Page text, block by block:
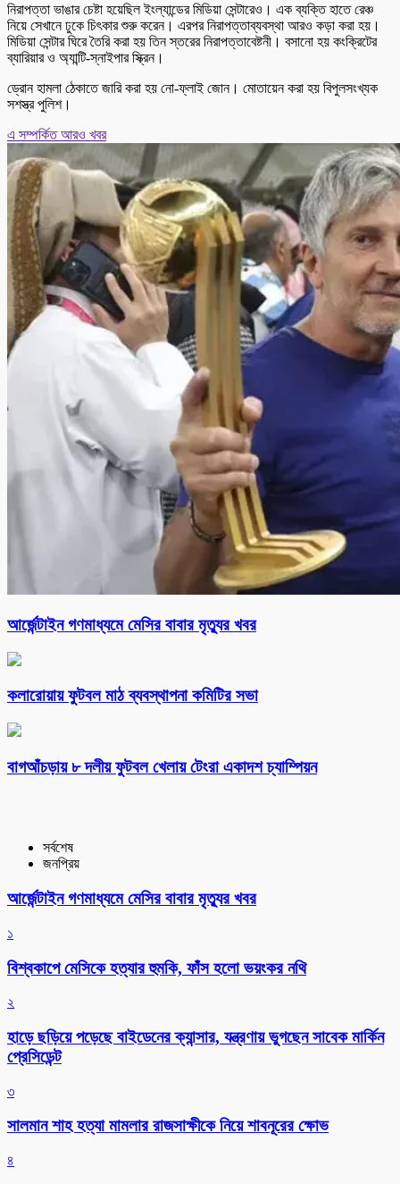
নিরাপত্তা ভাঙার চেষ্টা হয়েছিল ইংল্যান্ডের মিডিয়া সেন্টারেও। এক ব্যক্তি হাতে রেঞ্চ
নিয়ে সেখানে ঢুকে চিৎকার শুরু করেন। এরপর নিরাপত্তাব্যবস্থা আরও কড়া করা হয়।
মিডিয়া সেন্টার ঘিরে তৈরি করা হয় তিন স্তরের নিরাপত্তাবেষ্টনী। বসানো হয় কংক্রিটের
ব্যারিয়ার ও অ্যান্টি-স্নাইপার স্ক্রিন।
ড্রোন হামলা ঠেকাতে জারি করা হয় নো-ফ্লাই জোন। মোতায়েন করা হয় বিপুলসংখ্যক
সশস্ত্র পুলিশ।
এ সম্পর্কিত আরও খবর
আর্জেন্টাইন গণমাধ্যমে মেসির বাবার মৃত্যুর খবর
কলারোয়ায় ফুটবল মাঠ ব্যবস্থাপনা কমিটির সভা
বাগআঁচড়ায় ৮ দলীয় ফুটবল খেলায় টেংরা একাদশ চ্যাম্পিয়ন
সর্বশেষ
জনপ্রিয়
আর্জেন্টাইন গণমাধ্যমে মেসির বাবার মৃত্যুর খবর
১
বিশ্বকাপে মেসিকে হত্যার হুমকি, ফাঁস হলো ভয়ংকর নথি
২
হাড়ে ছড়িয়ে পড়েছে বাইডেনের ক্যান্সার, যন্ত্রণায় ভুগছেন সাবেক মার্কিন
প্রেসিডেন্ট
৩
সালমান শাহ হত্যা মামলার রাজসাক্ষীকে নিয়ে শাবনূরের ক্ষোভ
৪